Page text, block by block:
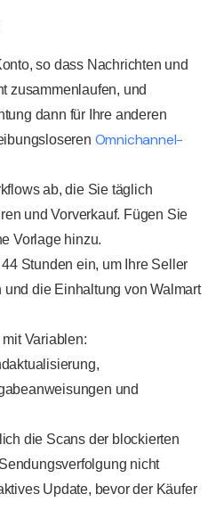
so dass Nachrichten und
zusammenlaufen, und
dann für Ihre anderen
Omnichannel-
ab, die Sie täglich
und Vorverkauf. Fügen Sie
Vorlage hinzu.
Stunden ein, um Ihre Seller
die Einhaltung von Walmart
Variablen:
und
die Scans der blockierten
nicht
Update, bevor der Käufer